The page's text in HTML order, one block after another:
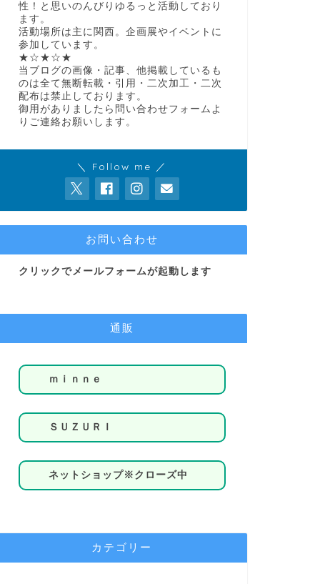
性！と思いのんびりゆるっと活動しており
ます。
活動場所は主に関西。企画展やイベントに
参加しています。
★☆★☆★
当ブログの画像・記事、他掲載しているも
のは全て無断転載・引用・二次加工・二次
配布は禁止しております。
御用がありましたら問い合わせフォームよ
りご連絡お願いします。
＼ Follow me ／
お問い合わせ
クリックでメールフォームが起動します
通販
ｍｉｎｎｅ
ＳＵＺＵＲＩ
ネットショップ※クローズ中
カテゴリー